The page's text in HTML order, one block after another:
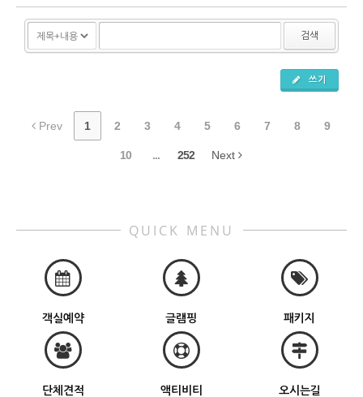
검색
쓰기
Prev 1 2 3 4 5 6 7 8 9
10 ... 252 Next
QUICK MENU
객실예약 글램핑 패키지
단체견적 액티비티 오시는길